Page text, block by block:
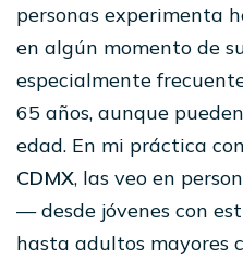
personas experimenta
en algún momento de
especialmente
65 años, aunque
edad. En mi práctica
CDMX, las veo en
— desde jóvenes con
hasta adultos mayores